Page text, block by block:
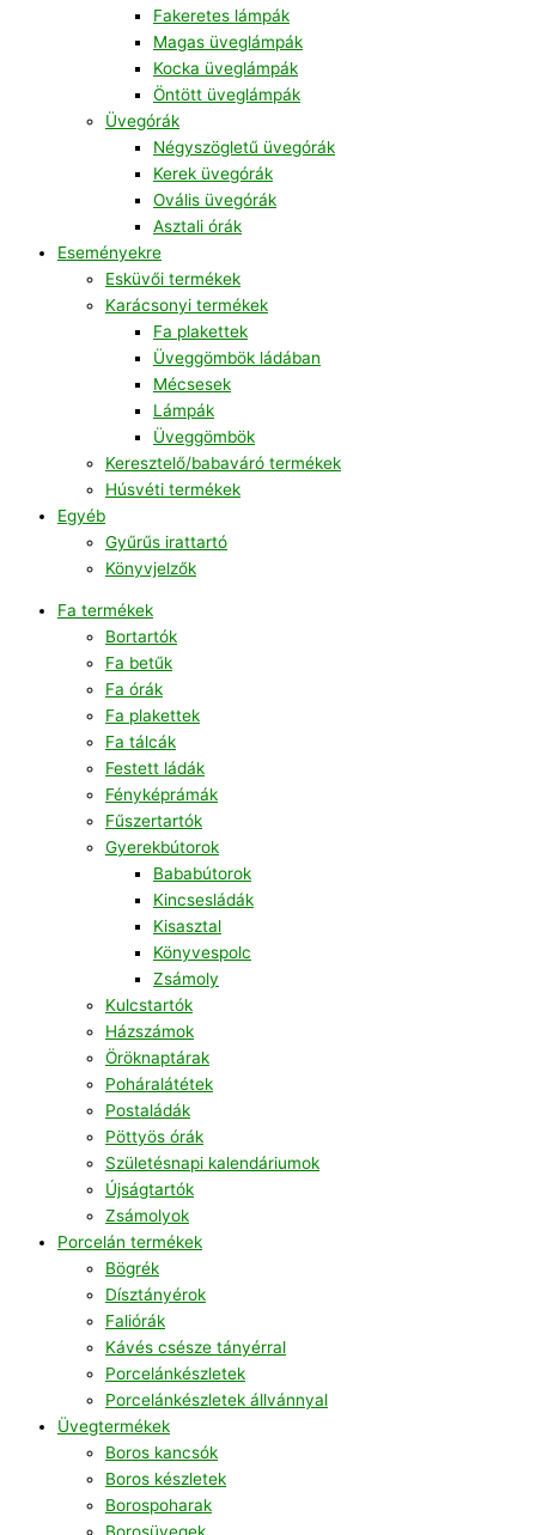
Fakeretes lámpák
Magas üveglámpák
Kocka üveglámpák
Öntött üveglámpák
Üvegórák
Négyszögletű üvegórák
Kerek üvegórák
Ovális üvegórák
Asztali órák
Eseményekre
Esküvői termékek
Karácsonyi termékek
Fa plakettek
Üveggömbök ládában
Mécsesek
Lámpák
Üveggömbök
Keresztelő/babaváró termékek
Húsvéti termékek
Egyéb
Gyűrűs irattartó
Könyvjelzők
Fa termékek
Bortartók
Fa betűk
Fa órák
Fa plakettek
Fa tálcák
Festett ládák
Fényképrámák
Fűszertartók
Gyerekbútorok
Bababútorok
Kincsesládák
Kisasztal
Könyvespolc
Zsámoly
Kulcstartók
Házszámok
Öröknaptárak
Poháralátétek
Postaládák
Pöttyös órák
Születésnapi kalendáriumok
Újságtartók
Zsámolyok
Porcelán termékek
Bögrék
Dísztányérok
Faliórák
Kávés csésze tányérral
Porcelánkészletek
Porcelánkészletek állvánnyal
Üvegtermékek
Boros kancsók
Boros készletek
Borospoharak